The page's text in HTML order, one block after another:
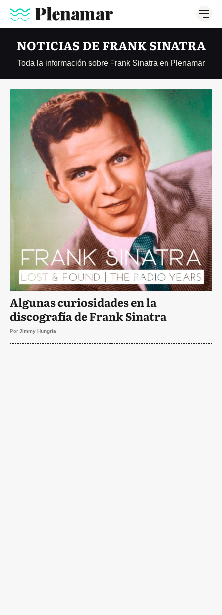
NOTICIAS DE FRANK SINATRA
Toda la información sobre Frank Sinatra en Plenamar
Algunas curiosidades en la
discografía de Frank Sinatra
Por Jimmy Hungría